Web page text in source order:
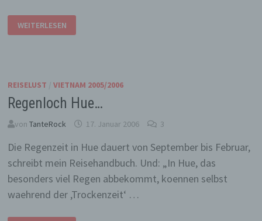
BIN
MUEDE!
WEITERLESEN
REISELUST VIETNAM 2005/2006
Regenloch Hue…
von TanteRock 17. Januar 2006 3
Die Regenzeit in Hue dauert von September bis Februar,
schreibt mein Reisehandbuch. Und: „In Hue, das
besonders viel Regen abbekommt, koennen selbst
waehrend der ,Trockenzeit‘ …